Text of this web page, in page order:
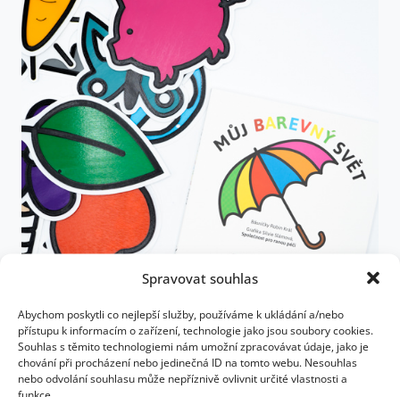
Spravovat souhlas
Abychom poskytli co nejlepší služby, používáme k ukládání a/nebo
přístupu k informacím o zařízení, technologie jako jsou soubory cookies.
Souhlas s těmito technologiemi nám umožní zpracovávat údaje, jako je
chování při procházení nebo jedinečná ID na tomto webu. Nesouhlas
nebo odvolání souhlasu může nepříznivě ovlivnit určité vlastnosti a
3D sada 12 obrázků k leporelu Můj
barevný svět (Kopírovat)